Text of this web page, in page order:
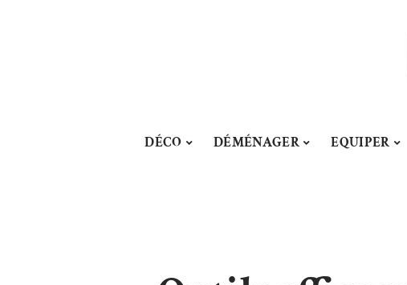
DÉCO DÉMÉNAGER EQUIPER